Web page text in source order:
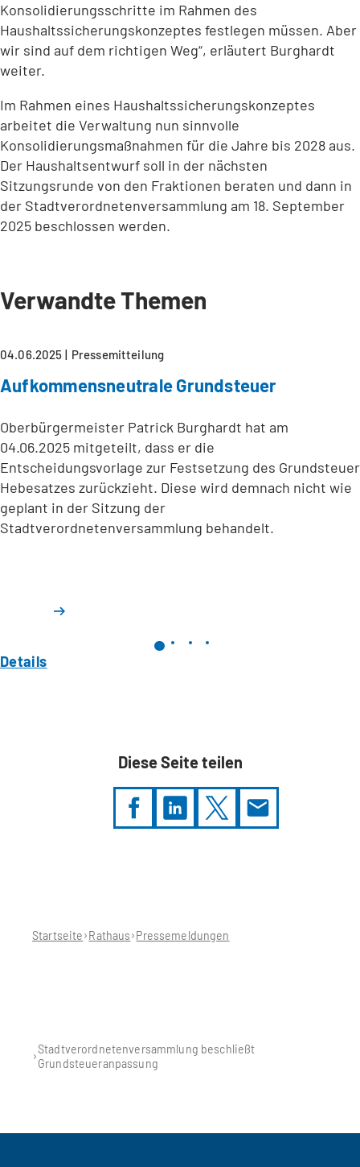
Konsolidierungsschritte im Rahmen des
Haushaltssicherungskonzeptes festlegen müssen. Aber
wir sind auf dem richtigen Weg“, erläutert Burghardt
weiter.
Im Rahmen eines Haushaltssicherungskonzeptes
arbeitet die Verwaltung nun sinnvolle
Konsolidierungsmaßnahmen für die Jahre bis 2028 aus.
Der Haushaltsentwurf soll in der nächsten
Sitzungsrunde von den Fraktionen beraten und dann in
der Stadtverordnetenversammlung am 18. September
2025 beschlossen werden.
Verwandte Themen
04.06.2025 Pressemitteilung
Aufkommensneutrale Grundsteuer
Oberbürgermeister Patrick Burghardt hat am
04.06.2025 mitgeteilt, dass er die
Entscheidungsvorlage zur Festsetzung des Grundsteuer
Hebesatzes zurückzieht. Diese wird demnach nicht wie
geplant in der Sitzung der
Stadtverordnetenversammlung behandelt.
Details
Diese Seite teilen
Startseite Rathaus Pressemeldungen
Stadtverordnetenversammlung beschließt
Grundsteueranpassung